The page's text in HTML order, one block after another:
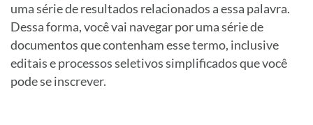
uma série de resultados relacionados a essa palavra.
Dessa forma, você vai navegar por uma série de
documentos que contenham esse termo, inclusive
editais e processos seletivos simplificados que você
pode se inscrever.